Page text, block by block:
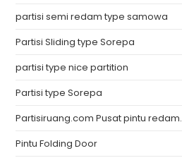
partisi semi redam type samowa
Partisi Sliding type Sorepa
partisi type nice partition
Partisi type Sorepa
Partisiruang.com Pusat pintu redam.
Pintu Folding Door